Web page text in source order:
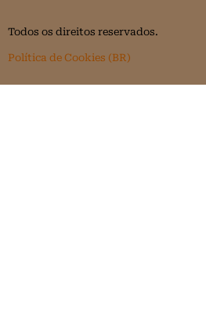
Todos os direitos reservados.
Política de Cookies (BR)